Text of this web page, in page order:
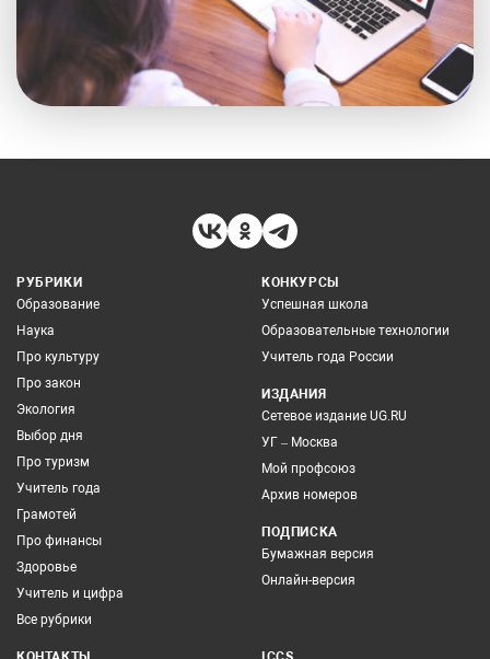
РУБРИКИ
Образование
Наука
Про культуру
Про закон
Экология
Выбор дня
Про туризм
Учитель года
Грамотей
Про финансы
Здоровье
Учитель и цифра
Все рубрики
КОНКУРСЫ
Успешная школа
Образовательные технологии
Учитель года России
ИЗДАНИЯ
Сетевое издание UG.RU
УГ – Москва
Мой профсоюз
Архив номеров
ПОДПИСКА
Бумажная версия
Онлайн-версия